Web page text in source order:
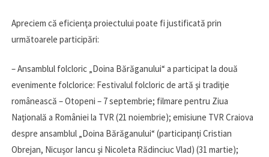
Apreciem că eficienţa proiectului poate fi justificată prin
următoarele participări:
– Ansamblul folcloric „Doina Bărăganului“ a participat la două
evenimente folclorice: Festivalul folcloric de artă şi tradiţie
românească – Otopeni – 7 septembrie; filmare pentru Ziua
Naţională a României la TVR (21 noiembrie); emisiune TVR Craiova
despre ansamblul „Doina Bărăganului“ (participanţi Cristian
Obrejan, Nicuşor Iancu şi Nicoleta Rădinciuc Vlad) (31 martie);